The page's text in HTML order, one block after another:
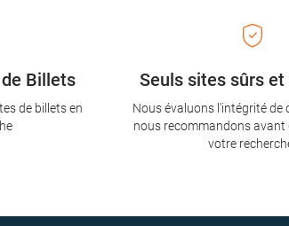
Seuls sites sûrs
Nous évaluons l'intégrité de
nous recommandons avant
votre
Billets
de billets en